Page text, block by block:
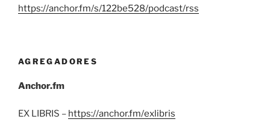
https://anchor.fm/s/122be528/podcast/rss
AGREGADORES
Anchor.fm
EX LIBRIS – https://anchor.fm/exlibris